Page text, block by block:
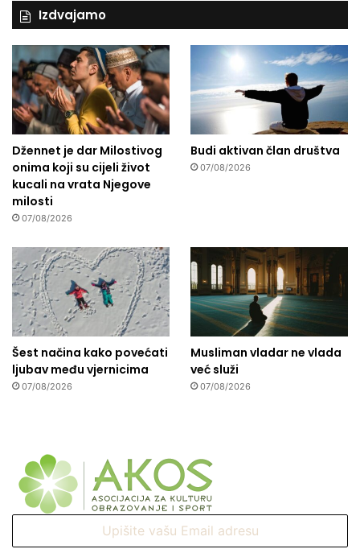
Izdvajamo
Džennet je dar Milostivog
onima koji su cijeli život
kucali na vrata Njegove
milosti
07/08/2026
Budi aktivan član društva
07/08/2026
Šest načina kako povećati
ljubav među vjernicima
07/08/2026
Musliman vladar ne vlada
već služi
07/08/2026